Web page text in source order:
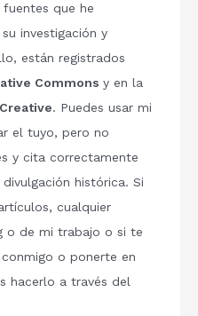
que he
investigación y
están registrados
Commons y en la
. Puedes usar mi
el tuyo, pero no
y cita correctamente
histórica. Si
cualquier
o de mi trabajo o si te
o ponerte en
hacerlo a través del